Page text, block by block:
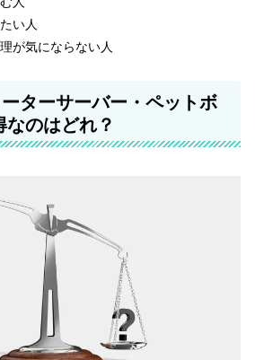
い人
が気にならない人
ターサーバー・ペットボ
なのはどれ？